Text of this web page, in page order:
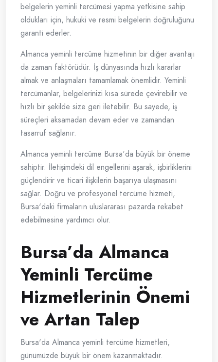
belgelerin yeminli tercümesi yapma yetkisine sahip
oldukları için, hukuki ve resmi belgelerin doğruluğunu
garanti ederler.
Almanca yeminli tercüme hizmetinin bir diğer avantajı
da zaman faktörüdür. İş dünyasında hızlı kararlar
almak ve anlaşmaları tamamlamak önemlidir. Yeminli
tercümanlar, belgelerinizi kısa sürede çevirebilir ve
hızlı bir şekilde size geri iletebilir. Bu sayede, iş
süreçleri aksamadan devam eder ve zamandan
tasarruf sağlanır.
Almanca yeminli tercüme Bursa'da büyük bir öneme
sahiptir. İletişimdeki dil engellerini aşarak, işbirliklerini
güçlendirir ve ticari ilişkilerin başarıya ulaşmasını
sağlar. Doğru ve profesyonel tercüme hizmeti,
Bursa'daki firmaların uluslararası pazarda rekabet
edebilmesine yardımcı olur.
Bursa’da Almanca
Yeminli Tercüme
Hizmetlerinin Önemi
ve Artan Talep
Bursa'da Almanca yeminli tercüme hizmetleri,
günümüzde büyük bir önem kazanmaktadır.